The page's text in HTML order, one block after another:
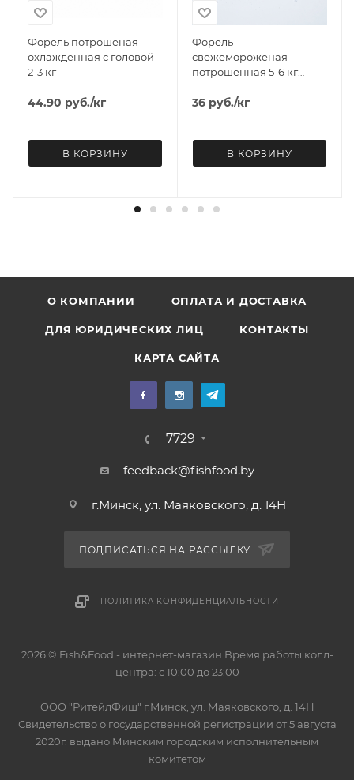
Форель потрошеная
охлажденная с головой
2-3 кг
44.90 руб./кг
В КОРЗИНУ
Форель
свежемороженая
потрошенная 5-6 кг
36 руб./кг
В КОРЗИНУ
О КОМПАНИИ ОПЛАТА И ДОСТАВКА
ДЛЯ ЮРИДИЧЕСКИХ ЛИЦ КОНТАКТЫ
КАРТА САЙТА
7729
feedback@fishfood.by
г.Минск, ул. Маяковского, д. 14Н
ПОДПИСАТЬСЯ НА РАССЫЛКУ
ПОЛИТИКА КОНФИДЕНЦИАЛЬНОСТИ
2026 © Fish&Food - интернет-магазин Время работы колл-
центра: с 10:00 до 23:00
OOO "РитейлФиш" г.Минск, ул. Маяковского, д. 14Н
Свидетельство о государственной регистрации от 5 августа
2020г. выдано Минским городским исполнительным
комитетом